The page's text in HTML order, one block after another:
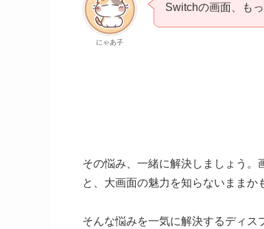
にゃあ子
Switchの画面、も
その悩み、一緒に解決しましょう。
と、大画面の魅力を知らないままか
そんな悩みを一気に解決するディス